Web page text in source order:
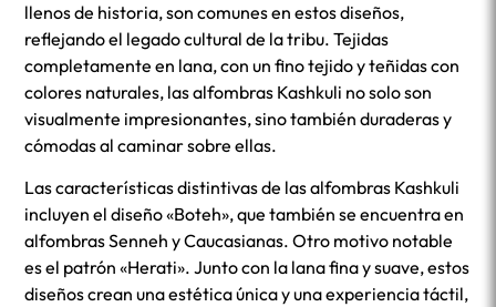
llenos de historia, son comunes en estos diseños,
reflejando el legado cultural de la tribu. Tejidas
completamente en lana, con un fino tejido y teñidas con
colores naturales, las alfombras Kashkuli no solo son
visualmente impresionantes, sino también duraderas y
cómodas al caminar sobre ellas.
Las características distintivas de las alfombras Kashkuli
incluyen el diseño «Boteh», que también se encuentra en
alfombras Senneh y Caucasianas. Otro motivo notable
es el patrón «Herati». Junto con la lana fina y suave, estos
diseños crean una estética única y una experiencia táctil,